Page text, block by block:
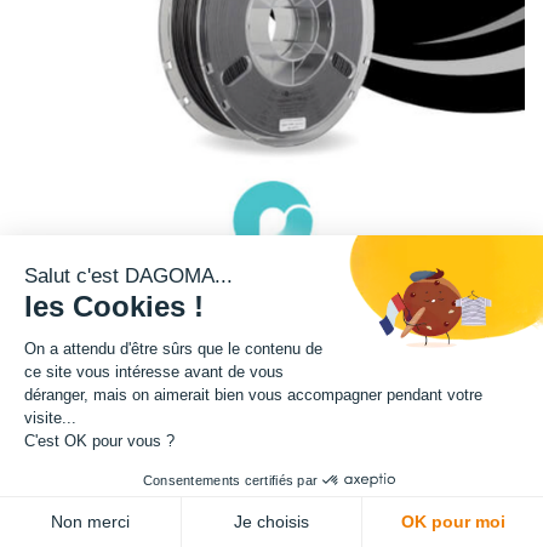
Cette bobine de teinte noire est disponible en format 750g.
Avertissement : ce filament n'est pas compatible avec notre imprimantes
Matière : TPU 95A
Salut c'est DAGOMA...
les Cookies !
On a attendu d'être sûrs que le contenu de
ce site vous intéresse avant de vous
déranger, mais on aimerait bien vous accompagner pendant votre
visite...
C'est OK pour vous ?
Consentements certifiés par
Non merci Je choisis OK pour moi